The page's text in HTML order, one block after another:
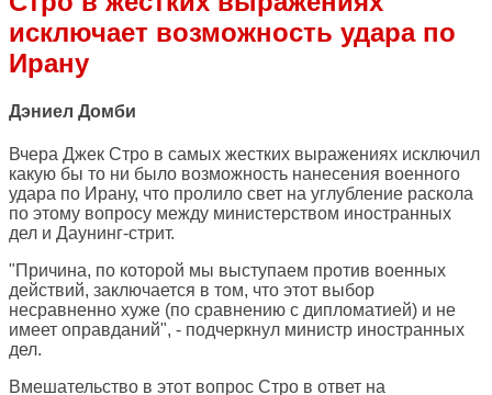
исключает возможность удара по
Ирану
Дэниел Домби
Вчера Джек Стро в самых жестких выражениях исключил
какую бы то ни было возможность нанесения военного
удара по Ирану, что пролило свет на углубление раскола
по этому вопросу между министерством иностранных
дел и Даунинг-стрит.
"Причина, по которой мы выступаем против военных
действий, заключается в том, что этот выбор
несравненно хуже (по сравнению с дипломатией) и не
имеет оправданий", - подчеркнул министр иностранных
дел.
Вмешательство в этот вопрос Стро в ответ на